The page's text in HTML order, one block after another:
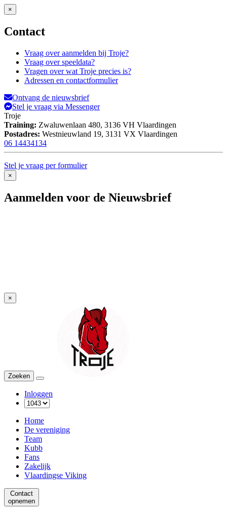
×
Contact
Vraag over aanmelden bij Troje?
Vraag over speeldata?
Vragen over wat Troje precies is?
Adressen en contactformulier
Ontvang de nieuwsbrief
Stel je vraag via Messenger
Troje
Training: Zwaluwenlaan 480, 3136 VH Vlaardingen
Postadres: Westnieuwland 19, 3131 VX Vlaardingen
06 14434134
Stel je vraag per formulier
×
Aanmelden voor de Nieuwsbrief
×
Zoeken
Menu
Inloggen
Home
De vereniging
Team
Kubb
Fans
Zakelijk
Vlaardingse Viking
Contact
opnemen